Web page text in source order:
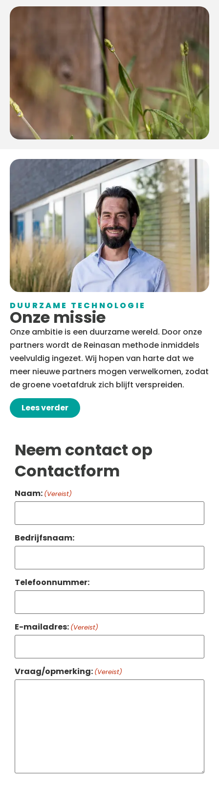
DUURZAME TECHNOLOGIE
Onze missie
Onze ambitie is een duurzame wereld. Door onze
partners wordt de Reinasan methode inmiddels
veelvuldig ingezet. Wij hopen van harte dat we
meer nieuwe partners mogen verwelkomen, zodat
de groene voetafdruk zich blijft verspreiden.
Lees verder
Neem contact op
Contactform
Naam: (Vereist)
Bedrijfsnaam:
Telefoonnummer:
E-mailadres: (Vereist)
Vraag/opmerking: (Vereist)